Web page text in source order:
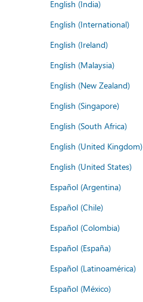
English (India)
English (International)
English (Ireland)
English (Malaysia)
English (New Zealand)
English (Singapore)
English (South Africa)
English (United Kingdom)
English (United States)
Español (Argentina)
Español (Chile)
Español (Colombia)
Español (España)
Español (Latinoamérica)
Español (México)